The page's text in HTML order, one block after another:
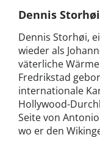
Dennis
Dennis Storhøi,
wieder als
väterliche
Fredrikstad
internationale
Hollywood-
Seite von
wo er den